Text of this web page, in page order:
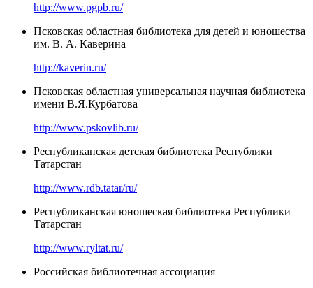
http://www.pgpb.ru/
Псковская областная библиотека для детей и юношества
им. В. А. Каверина
http://kaverin.ru/
Псковская областная универсальная научная библиотека
имени В.Я.Курбатова
http://www.pskovlib.ru/
Республиканская детская библиотека Республики
Татарстан
http://www.rdb.tatar/ru/
Республиканская юношеская библиотека Республики
Татарстан
http://www.ryltat.ru/
Российская библиотечная ассоциация